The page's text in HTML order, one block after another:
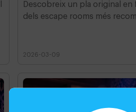
Descobreix un pla original en
dels escape rooms més
2026-03-09